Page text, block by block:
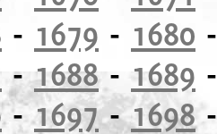
- 1679 - 1680
-1688- 1689
-1697-1698